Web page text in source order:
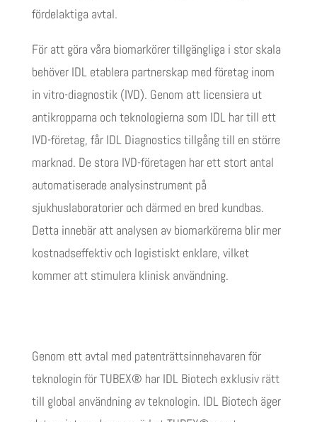
fördelaktiga avtal.
För att göra våra biomarkörer tillgängliga i stor skala
behöver IDL etablera partnerskap med företag inom
in vitro-diagnostik (IVD). Genom att licensiera ut
antikropparna och teknologierna som IDL har till ett
IVD-företag, får IDL Diagnostics tillgång till en större
marknad. De stora IVD-företagen har ett stort antal
automatiserade analysinstrument på
sjukhuslaboratorier och därmed en bred kundbas.
Detta innebär att analysen av biomarkörerna blir mer
kostnadseffektiv och logistiskt enklare, vilket
kommer att stimulera klinisk användning.
Genom ett avtal med patenträttsinnehavaren för
teknologin för TUBEX® har IDL Biotech exklusiv rätt
till global användning av teknologin. IDL Biotech äger